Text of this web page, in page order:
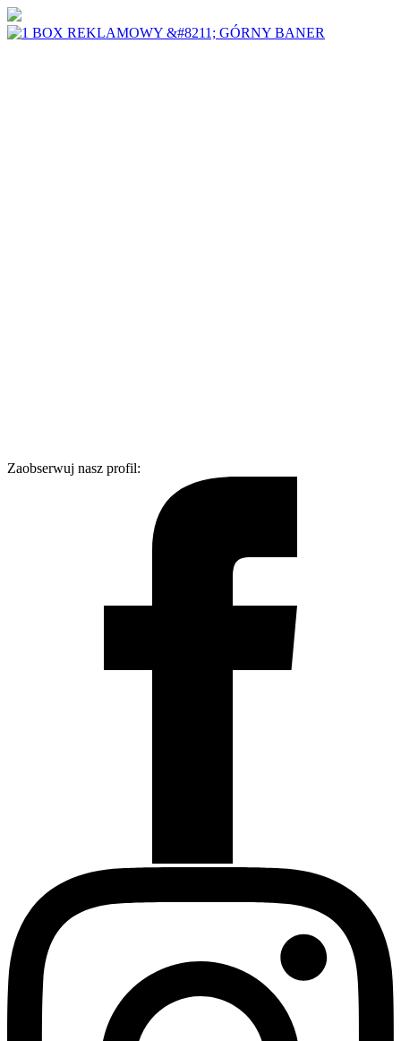
Zaobserwuj nasz profil: